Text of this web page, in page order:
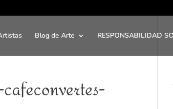
Blog de Arte RESPONSABILIDAD
cafeconvertes-